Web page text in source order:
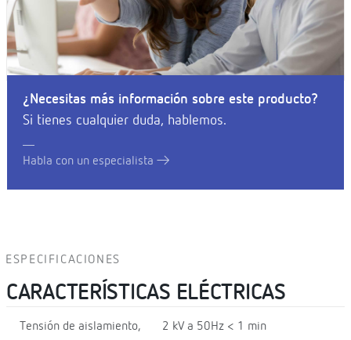
¿Necesitas más información sobre este producto?
Si tienes cualquier duda, hablemos.
Habla con un especialista
ESPECIFICACIONES
CARACTERÍSTICAS ELÉCTRICAS
Tensión de aislamiento,
2 kV a 50Hz < 1 min